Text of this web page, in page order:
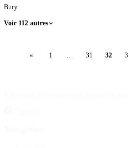
Bury
Voir 112 autres
« 1 31 32